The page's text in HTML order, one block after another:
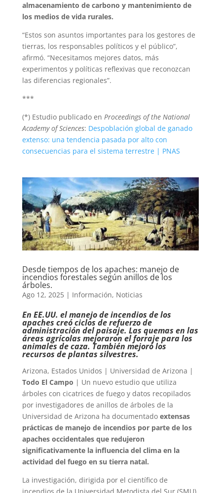
almacenamiento de carbono y mantenimiento de
los medios de vida rurales.
“Estos son asuntos importantes para los gestores de
tierras, los responsables políticos y el público”,
afirmó. “Necesitamos mejores datos, más
experimentos y políticas reflexivas que reconozcan
las diferencias regionales”.
***
(*) Estudio publicado en Proceedings of the National
Academy of Sciences: Despoblación global de ganado
extenso: una tendencia pasada por alto con
consecuencias para el sistema terrestre | PNAS
Desde tiempos de los apaches: manejo de
incendios forestales según anillos de los
árboles.
Ago 12, 2025| Información, Noticias
En EE.UU. el manejo de incendios de los
apaches creó ciclos de refuerzo de
administración del paisaje. Las quemas en las
áreas agrícolas mejoraron el forraje para los
animales de caza. También mejoró los
recursos de plantas silvestres.
Arizona, Estados Unidos | Universidad de Arizona |
Todo El Campo | Un nuevo estudio que utiliza
árboles con cicatrices de fuego y datos recopilados
por investigadores de anillos de árboles de la
Universidad de Arizona ha documentado extensas
prácticas de manejo de incendios por parte de los
apaches occidentales que redujeron
significativamente la influencia del clima en la
actividad del fuego en su tierra natal.
La investigación, dirigida por el científico de